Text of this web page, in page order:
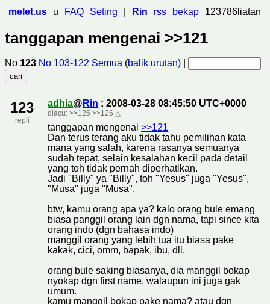
melet.us u FAQ Seting Rin rss bekap 123786liatan
tanggapan mengenai >>121
No 123 No 103-122 Semua (balik urutan) |
123
repli
adhia@ Rin : 2008-03-28 08:45:50 UTC+0000
diacu:>>125 >>126 △
tanggapan mengenai>>121
Dan terus terang aku tidak tahu pemilihan kata
mana yang salah, karena rasanya semuanya
sudah tepat, selain kesalahan kecil pada detail
yang toh tidak pernah diperhatikan.
Jadi "Billy" ya "Billy", toh "Yesus" juga "Yesus",
"Musa" juga "Musa".
btw, kamu orang apa ya? kalo orang bule emang
biasa panggil orang lain dgn nama, tapi since kita
orang indo (dgn bahasa indo)
manggil orang yang lebih tua itu biasa pake
kakak, cici, omm, bapak, ibu, dll.
orang bule saking biasanya, dia manggil bokap
nyokap dgn first name, walaupun ini juga gak
umum.
kamu manggil bokap pake nama? atau dgn